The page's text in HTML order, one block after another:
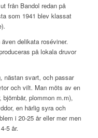
från Bandol redan på
som 1941 blev klassat
delikata roséviner.
på lokala druvor
nästan svart, och passar
och vilt. Man möts av en
plommon m.m),
en härlig syra och
i 20-25 år eller mer men
5 år.